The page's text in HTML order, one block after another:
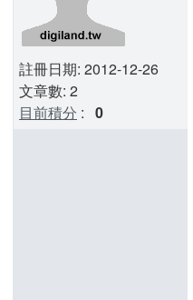
註冊日期: 2012-12-26
文章數: 2
目前積分 : 0